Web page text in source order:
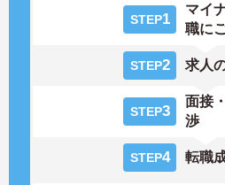
STEP1
マイ
職に
STEP2 求人
STEP3
面接
渉
STEP4 転職